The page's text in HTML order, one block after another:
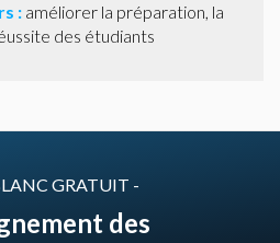
: améliorer la préparation, la
des étudiants
GRATUIT -
des